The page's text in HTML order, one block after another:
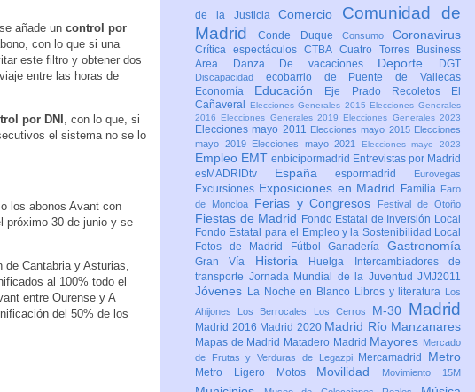
añade un control por
con lo que si una
este filtro y obtener dos
entre las horas de
por DNI
, con lo que, si
el sistema no se lo
los abonos Avant con
próximo 30 de junio y se
Cantabria y Asturias,
al 100% todo el
entre Ourense y A
del 50% de los
de la JusticiaComercio Comunidad de
MadridConde Duque Consumo Coronavirus
Crítica espectáculosCTBA Cuatro Torres Business
Area
Danza De vacaciones Deporte DGT
Discapacidad ecobarrio de Puente de Vallecas
Economía Educación Eje Prado Recoletos
El
Cañaveral
Elecciones Generales 2015 Elecciones Generales
2016 Elecciones Generales 2019 Elecciones Generales 2023
Elecciones mayo 2011 Elecciones mayo 2015 Elecciones
mayo 2019
Elecciones mayo 2021 Elecciones mayo 2023
Empleo EMT enbicipormadrid Entrevistas por Madrid
esMADRIDtv Españaespormadrid Eurovegas
Excursiones Exposiciones en Madrid Familia Faro
de Moncloa
Ferias y Congresos Festival de Otoño
Fiestas de Madrid Fondo Estatal de Inversión Local
Fondo Estatal para el Empleo y la Sostenibilidad Local
Fotos de Madrid
FútbolGanaderíaGastronomía
Gran Vía Historia Huelga
Intercambiadores de
transporte Jornada Mundial de la Juventud JMJ2011
Jóvenes La Noche en Blanco Libros y literatura
Los
Ahijones
Los Berrocales Los Cerros M-30 Madrid
Madrid 2016 Madrid 2020 Madrid Río Manzanares
Mapas de Madrid Matadero Madrid Mayores Mercado
de Frutas y Verduras de Legazpi
Mercamadrid Metro
Metro Ligero Motos Movilidad Movimiento 15M